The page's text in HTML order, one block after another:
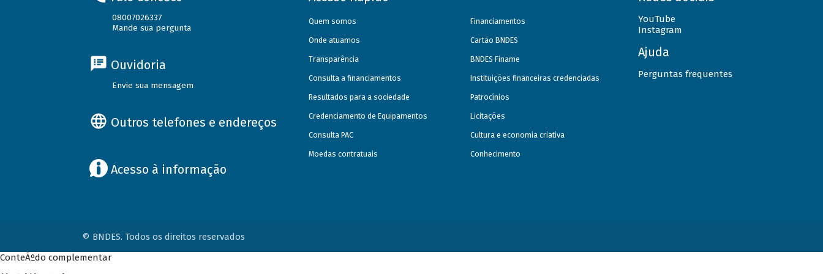
08007026337
Mande sua pergunta
Ouvidoria
Envie sua mensagem
Outros telefones e endereços
Acesso à informação
Quem somos
Onde atuamos
Transparência
Consulta a financiamentos
Resultados para a sociedade
Credenciamento de Equipamentos
Consulta PAC
Moedas contratuais
Financiamentos
Cartão BNDES
BNDES Finame
Instituições financeiras credenciadas
Patrocínios
Licitações
Cultura e economia criativa
Conhecimento
YouTube
Instagram
Ajuda
Perguntas frequentes
© BNDES. Todos os direitos reservados
ConteÃºdo complementar